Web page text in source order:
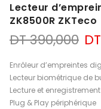
Lecteur
ZK8500R ZKTeco
DT390,000 Le
DT
Enrôleur d’empreintes
Lecteur biométrique de
Lecture et
Plug & Play périphérique